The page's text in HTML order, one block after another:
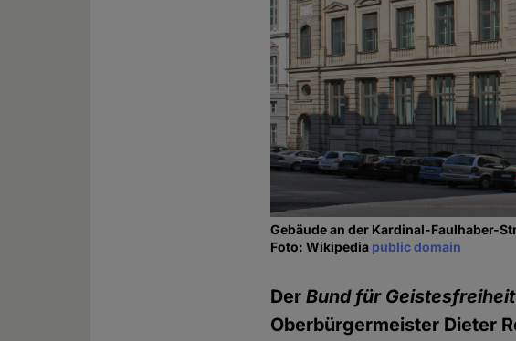
Gebäude an der Kardinal-Faulhaber-
Foto: Wikipedia public domain
DerBund für Geistesfreiheit
Oberbürgermeister Dieter